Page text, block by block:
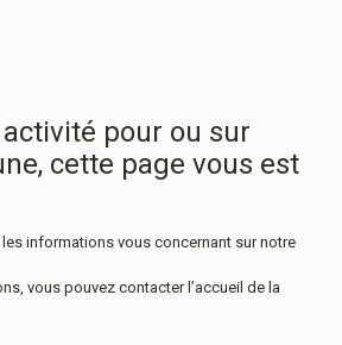
pour ou sur
cette page vous est
informations vous concernant sur notre
vous pouvez contacter l’accueil de la